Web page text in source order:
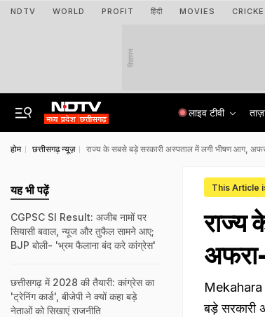
NDTV WORLD PROFIT हिंदी MOVIES
विज्ञापन
लाइव टीवी
होम छत्तीसगढ़ न्यूज़ राज्य के सबसे बड़े सरकारी अस्पताल में लगी भीषण आग,
This Article
राज्य
Mekahara
बड़े सरकारी
यह भी पढ़ें
CGPSC SI Result: अजीब नामों पर
सियासी बवाल, न्यूज और तुफैल सामने आए;
BJP बोली- 'भ्रम फैलाना बंद करे कांग्रेस'
छत्तीसगढ़ में 2028 की तैयारी: कांग्रेस का
'ट्रेनिंग कार्ड', बीजेपी ने क्‍यों कहा बड़े
नेताओं को सिखाएं राजनीति